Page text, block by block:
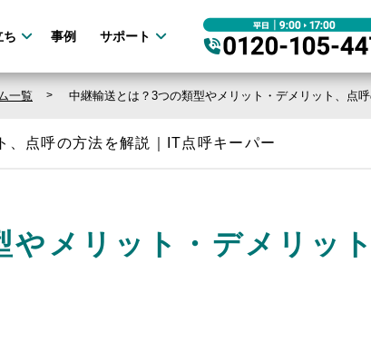
ち 事例 サポート
一覧 中継輸送とは？3つの類型やメリット・デメリット、点
、点呼の方法を解説｜IT点呼キーパー
やメリット・デメリッ